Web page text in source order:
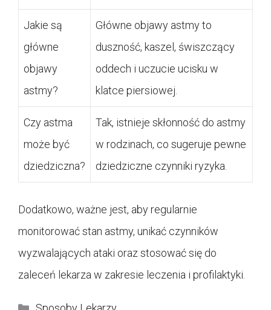
Jakie są
główne
objawy
astmy?
Główne objawy astmy to
duszność, kaszel, świszczący
oddech i uczucie ucisku w
klatce piersiowej.
Czy astma
może być
dziedziczna?
Tak, istnieje skłonność do astmy
w rodzinach, co sugeruje pewne
dziedziczne czynniki ryzyka.
Dodatkowo, ważne jest, aby regularnie
monitorować stan astmy, unikać czynników
wyzwalających ataki oraz stosować się do
zaleceń lekarza w zakresie leczenia i profilaktyki.
Kategorie